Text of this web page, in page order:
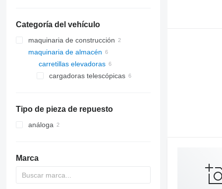
Categoría del vehículo
maquinaria de construcción
cargadoras de construcción
cargadoras de ruedas
maquinaria de almacén
carretillas elevadoras
cargadoras telescópicas
Tipo de pieza de repuesto
análoga
Marca